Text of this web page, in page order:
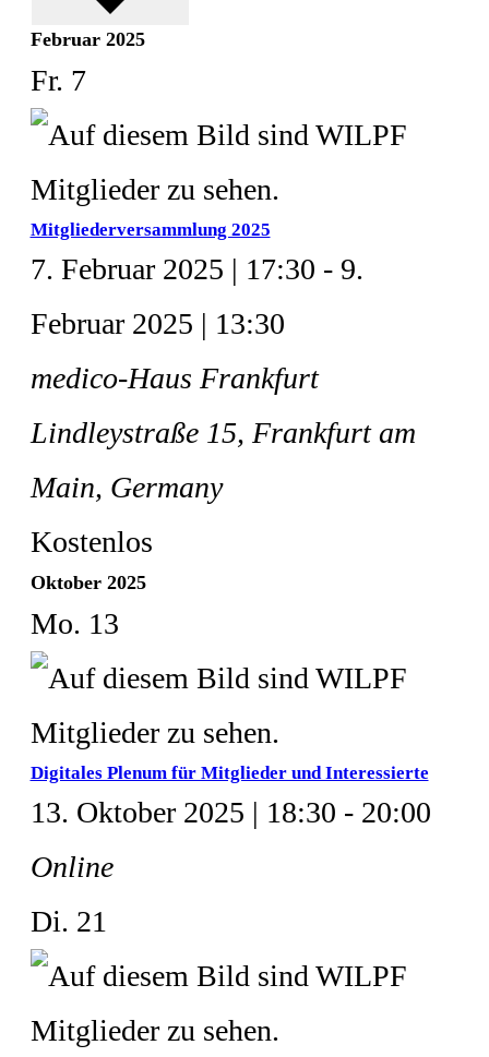
Februar 2025
Fr. 7
Mitgliederversammlung 2025
7. Februar 2025 | 17:30 - 9.
Februar 2025 | 13:30
medico-Haus Frankfurt
Lindleystraße 15, Frankfurt am
Main, Germany
Kostenlos
Oktober 2025
Mo. 13
Digitales Plenum für Mitglieder und Interessierte
13. Oktober 2025 | 18:30 - 20:00
Online
Di. 21